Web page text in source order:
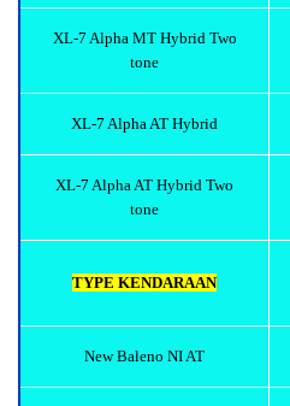
XL-7 Alpha MT Hybrid Two
tone
XL-7 Alpha AT Hybrid
XL-7 Alpha AT Hybrid Two
tone
TYPE KENDARAAN
New Baleno NI AT